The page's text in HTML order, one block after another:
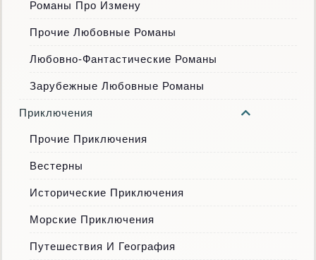
Романы Про Измену
Прочие Любовные Романы
Любовно-Фантастические Романы
Зарубежные Любовные Романы
Приключения
Прочие Приключения
Вестерны
Исторические Приключения
Морские Приключения
Путешествия И География